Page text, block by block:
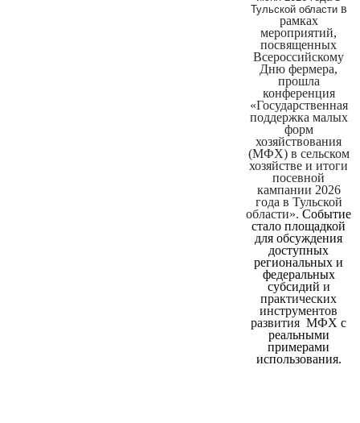
Тульской областив
рамках
мероприятий,
посвященных
Всероссийскому
Дню фермера,
прошла
конференция
«Государственная
поддержка малых
форм
хозяйствования
(МФХ) в сельском
хозяйстве и итоги
посевной
кампании 2026
года в Тульской
области». Событие
стало площадкой
для обсуждения
доступных
региональных и
федеральных
субсидий и
практических
инструментов
развития МФХ с
реальными
примерами
использования.